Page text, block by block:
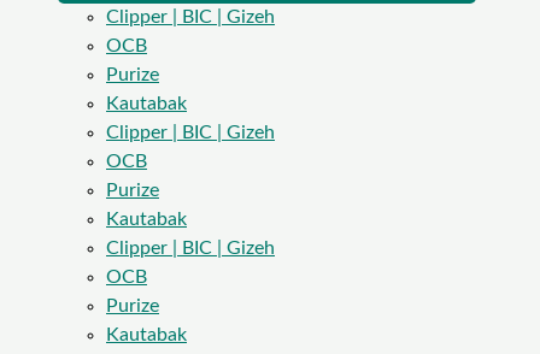
Clipper | BIC | Gizeh
OCB
Purize
Kautabak
Clipper | BIC | Gizeh
OCB
Purize
Kautabak
Clipper | BIC | Gizeh
OCB
Purize
Kautabak